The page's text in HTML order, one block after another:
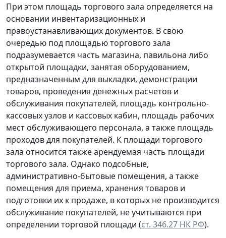
При этом площадь торгового зала определяется на
основании инвентаризационных и
правоустанавливающих документов. В свою
очередью под площадью торгового зала
подразумевается часть магазина, павильона либо
открытой площадки, занятая оборудованием,
предназначенным для выкладки, демонстрации
товаров, проведения денежных расчетов и
обслуживания покупателей, площадь контрольно-
кассовых узлов и кассовых кабин, площадь рабочих
мест обслуживающего персонала, а также площадь
проходов для покупателей. К площади торгового
зала относится также арендуемая часть площади
торгового зала. Однако подсобные,
административно-бытовые помещения, а также
помещения для приема, хранения товаров и
подготовки их к продаже, в которых не производится
обслуживание покупателей, не учитываются при
определении торговой площади (ст. 346.27 НК РФ).